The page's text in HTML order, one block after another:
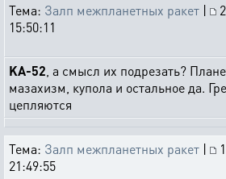
Тема: Залп межпланетных ракет |
15:50:11
KA-52 , а смысл их подрезать?
мазахизм, купола и остальное да.
цепляются
Тема: Залп межпланетных ракет |
21:49:55